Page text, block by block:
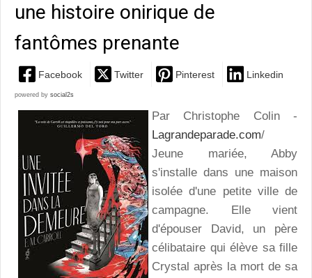
une histoire onirique de
fantômes prenante
Facebook Twitter Pinterest Linkedin
powered by social2s
Par Christophe Colin -
Lagrandeparade.com/
Jeune mariée, Abby
s'installe dans une maison
isolée d'une petite ville de
campagne. Elle vient
d'épouser David, un père
célibataire qui élève sa fille
Crystal après la mort de sa